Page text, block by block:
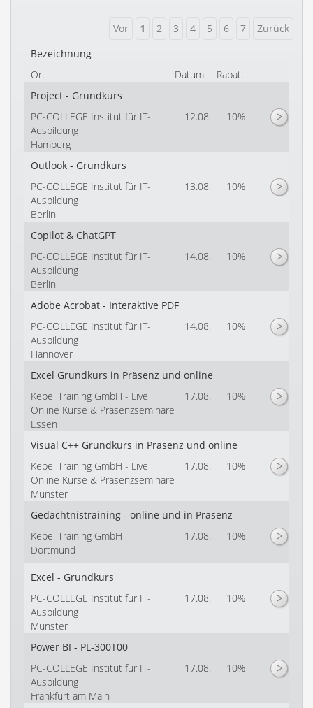
Bezeichnung
Ort
Datum
Rabatt
Project - Grundkurs
PC-COLLEGE Institut für IT-
Ausbildung
Hamburg
12.08. 10%
Outlook - Grundkurs
PC-COLLEGE Institut für IT-
Ausbildung
Berlin
13.08. 10%
Copilot & ChatGPT
PC-COLLEGE Institut für IT-
Ausbildung
Berlin
14.08. 10%
Adobe Acrobat - Interaktive PDF
PC-COLLEGE Institut für IT-
Ausbildung
Hannover
14.08. 10%
Excel Grundkurs in Präsenz und online
Kebel Training GmbH - Live
Online Kurse & Präsenzseminare
Essen
17.08. 10%
Visual C++ Grundkurs in Präsenz und online
Kebel Training GmbH - Live
Online Kurse & Präsenzseminare
Münster
17.08. 10%
Gedächtnistraining - online und in Präsenz
Kebel Training GmbH
Dortmund
17.08. 10%
Excel - Grundkurs
PC-COLLEGE Institut für IT-
Ausbildung
Münster
17.08. 10%
Power BI - PL-300T00
PC-COLLEGE Institut für IT-
Ausbildung
Frankfurt am Main
17.08. 10%